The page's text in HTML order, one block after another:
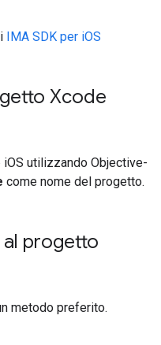
IMA SDK per iOS
Xcode
iOS utilizzando Objective-
come nome del progetto.
al progetto
metodo preferito.